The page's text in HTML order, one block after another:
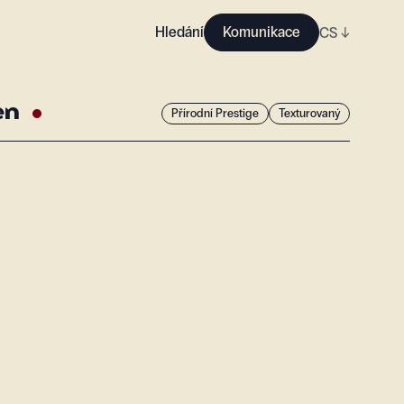
Hledání Komunikace CS ↓
Přírodní Prestige Texturovaný